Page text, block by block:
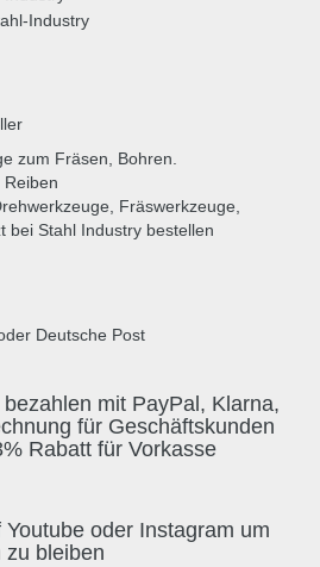
mit PayPal, Klarna,
für Geschäftskunden
Rabatt für Vorkasse
oder Instagram um
zu bleiben